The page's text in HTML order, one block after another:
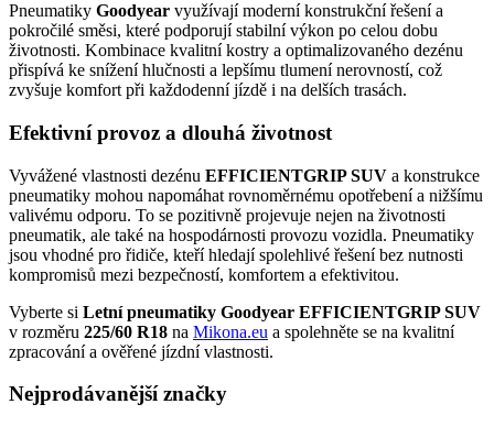
Pneumatiky Goodyear využívají moderní konstrukční řešení a
pokročilé směsi, které podporují stabilní výkon po celou dobu
životnosti. Kombinace kvalitní kostry a optimalizovaného dezénu
přispívá ke snížení hlučnosti a lepšímu tlumení nerovností, což
zvyšuje komfort při každodenní jízdě i na delších trasách.
Efektivní provoz a dlouhá životnost
Vyvážené vlastnosti dezénu EFFICIENTGRIP SUV a konstrukce
pneumatiky mohou napomáhat rovnoměrnému opotřebení a nižšímu
valivému odporu. To se pozitivně projevuje nejen na životnosti
pneumatik, ale také na hospodárnosti provozu vozidla. Pneumatiky
jsou vhodné pro řidiče, kteří hledají spolehlivé řešení bez nutnosti
kompromisů mezi bezpečností, komfortem a efektivitou.
Vyberte si Letní pneumatiky Goodyear EFFICIENTGRIP SUV
v rozměru 225/60 R18 na Mikona.eu a spolehněte se na kvalitní
zpracování a ověřené jízdní vlastnosti.
Nejprodávanější značky